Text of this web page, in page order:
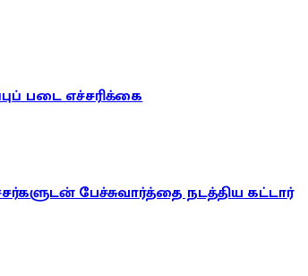
படை எச்சரிக்கை
பேச்சுவார்த்தை நடத்திய கட்டார்